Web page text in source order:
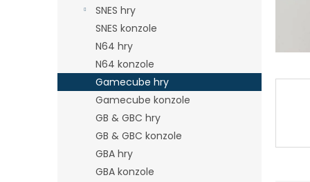
SNES hry
SNES konzole
N64 hry
N64 konzole
Gamecube hry
Gamecube konzole
GB & GBC hry
GB & GBC konzole
GBA hry
GBA konzole